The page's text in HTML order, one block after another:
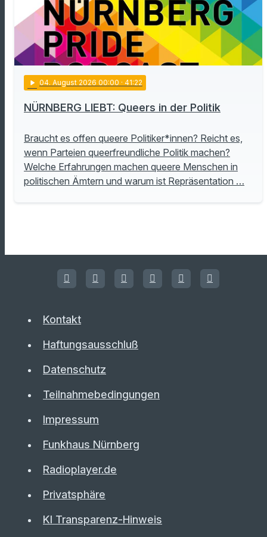
play_arrow 04. August 2026 00:00 · 41:22
NÜRNBERG LIEBT: Queers in der Politik
Braucht es offen queere Politiker*innen? Reicht es,
wenn Parteien queerfreundliche Politik machen?
Welche Erfahrungen machen queere Menschen in
politischen Ämtern und warum ist Repräsentation …
Kontakt
Haftungsausschluß
Datenschutz
Teilnahmebedingungen
Impressum
Funkhaus Nürnberg
Radioplayer.de
Privatsphäre
KI Transparenz-Hinweis